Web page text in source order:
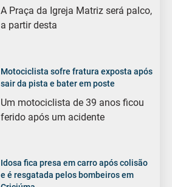
A Praça da Igreja Matriz será palco,
a partir desta
Motociclista sofre fratura exposta após
sair da pista e bater em poste
Um motociclista de 39 anos ficou
ferido após um acidente
Idosa fica presa em carro após colisão
e é resgatada pelos bombeiros em